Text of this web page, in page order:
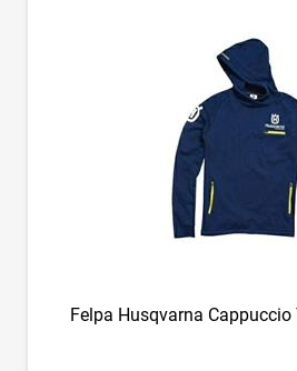
Felpa Husqvarna Cappuccio